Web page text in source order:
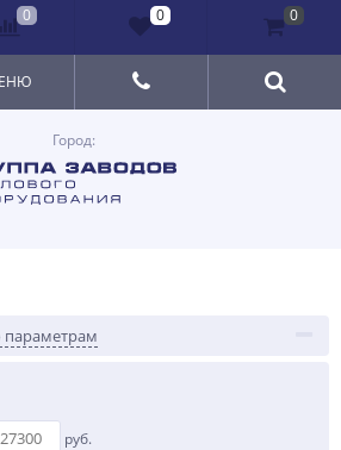
Город:
параметрам
руб.
0 0 0